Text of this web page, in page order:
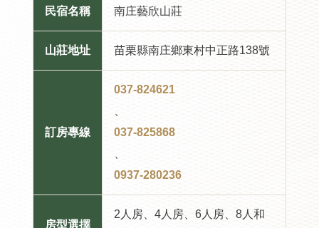
民宿名稱 南庄藝欣山莊
山莊地址 苗栗縣南庄鄉東村中正路138號
訂房專線
037-824621
037-825868
0937-280236
房型選擇
2人房、4人房、6人房、8人和